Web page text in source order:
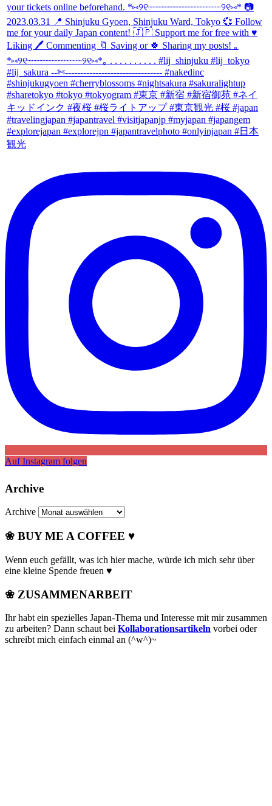
Auf Instagram folgen
Archive
Archive
❀ BUY ME A COFFEE ♥
Wenn euch gefällt, was ich hier mache, würde ich mich sehr über
eine kleine Spende freuen ♥
❀ ZUSAMMENARBEIT
Ihr habt ein spezielles Japan-Thema und Interesse mit mir zusammen
zu arbeiten? Dann schaut bei Kollaborationsartikeln vorbei oder
schreibt mich einfach einmal an (^w^)~